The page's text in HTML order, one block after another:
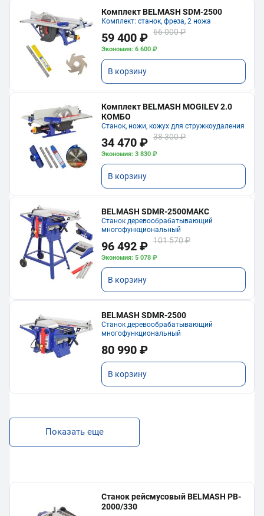
Комплект BELMASH SDM-2500
Комплект: станок, фреза, 2 ножа
59 400 ₽ 66 000 ₽
Экономия: 6 600 ₽
В корзину
Комплект BELMASH MOGILEV 2.0
КОМБО
Станок, ножи, кожух для стружкоудаления
34 470 ₽ 38 300 ₽
Экономия: 3 830 ₽
В корзину
BELMASH SDMR-2500МАКС
Станок деревообрабатывающий
многофункциональный
96 492 ₽ 101 570 ₽
Экономия: 5 078 ₽
В корзину
BELMASH SDMR-2500
Станок деревообрабатывающий
многофункциональный
80 990 ₽
В корзину
Показать еще
Станок рейсмусовый BELMASH PB-
2000/330